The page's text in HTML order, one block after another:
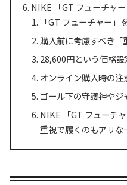
NIKE 「GT フューチャ
「GT フューチャー
購入前に考慮すべき「
28,600円という価格
オンライン購入時の注
ゴール下の守護神やジ
NIKE 「GT フューチ
重視で履くのもアリな